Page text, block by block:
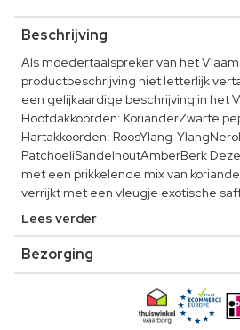
Beschrijving
Als moedertaalspreker van het
productbeschrijving niet letterlijk
een gelijkaardige beschrijving in het
Hoofdakkoorden: KorianderZwarte
Hartakkoorden: RoosYlang-
PatchoeliSandelhoutAmberBerk
met een prikkelende mix van
verrijkt met een vleugje exotische
Lees verder
Bezorging